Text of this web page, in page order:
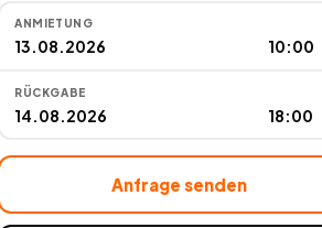
ANMIETUNG
RÜCKGABE
Anfrage senden